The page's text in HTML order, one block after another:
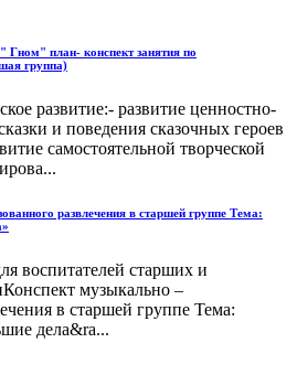
Гном" план- конспект занятия по
группа)
развитие:- развитие ценностно-
и поведения сказочных героев
самостоятельной творческой
развлечения в старшей группе Тема:
воспитателей старших и
музыкально –
в старшей группе Тема:
дела&ra...